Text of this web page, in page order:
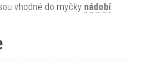
vhodné do myčky nádobí.